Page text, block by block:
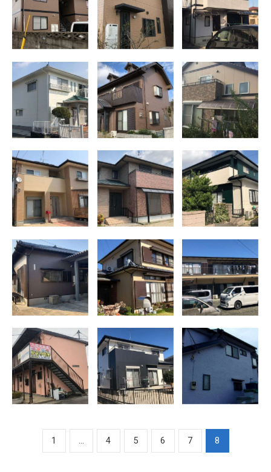
外壁塗装 (ラジ
カル塗料)
根、外壁塗装工
事 (ラジカル塗
料仕様)
町 E様邸
佐賀市諸富町
N様邸屋根、外
壁塗装工事 (ラ
ジカル塗料仕
様)
久留米市三瀦
町 U様邸外壁
塗装 (2液型シリ
コン樹脂)
外壁塗装 三日
月町 N様邸外
壁塗装 (遮熱型
フッ素樹脂)
東与賀町 S様
邸外壁塗装 (高
耐候無機塗料仕
様)
神埼市 Y様邸
外壁クリアー仕
上げ (2液型シリ
コン樹脂)
筑後市 M様邸
屋根、外壁塗装
(高耐候無機塗
料仕様)
神埼市 T様邸
外壁塗装 (ラジ
カル塗料仕様)
川副町 K様邸
外壁塗装 (最高
級単層弾性塗料
仕様)
大牟田市 K様
邸外壁塗装工事
(高耐候無機塗
料仕様)
吉野ヶ里町 コ
スモハイツ伊東
外壁塗装 (ラジ
カル塗料)
千代田町 W様
邸屋根、外壁塗
装工事 (ラジカ
ル塗料)
外壁塗装、雨ど
い塗装、コーキ
ング工事 佐賀
県佐賀市 M様
1 ... 4 5 6 7 8